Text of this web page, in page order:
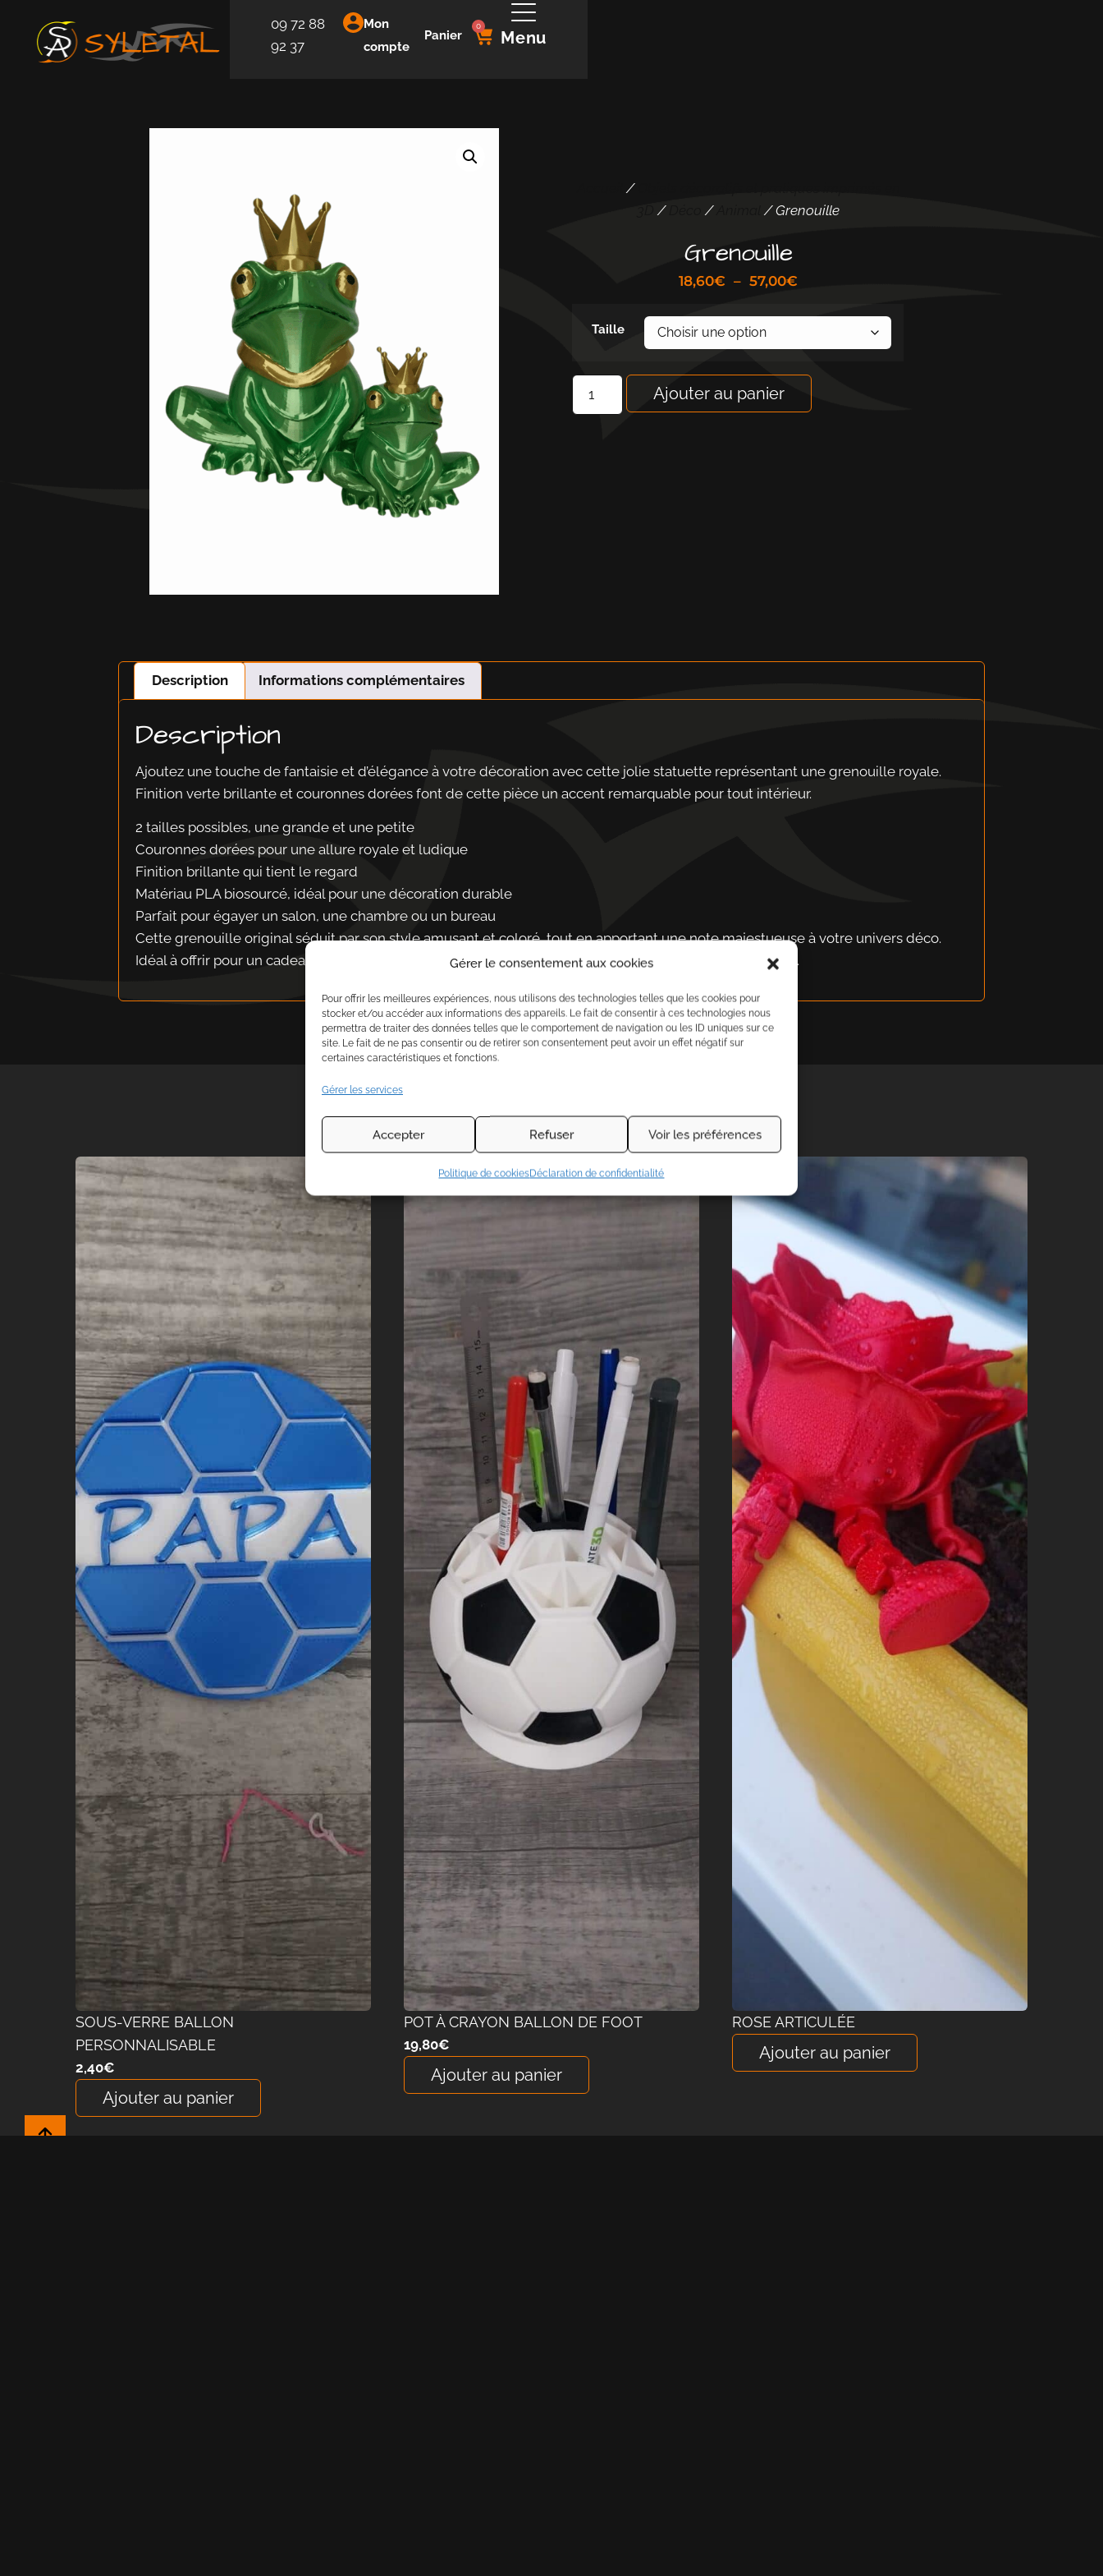
Gérer le consentement aux cookies
Pour offrir les meilleures expériences, nous utilisons des technologies telles que les cookies pour
stocker et/ou accéder aux informations des appareils. Le fait de consentir à ces technologies nous
permettra de traiter des données telles que le comportement de navigation ou les ID uniques sur ce
site. Le fait de ne pas consentir ou de retirer son consentement peut avoir un effet négatif sur
certaines caractéristiques et fonctions.
Gérer les services
Accepter Refuser Voir les préférences
Politique de cookiesDéclaration de confidentialité
09 72 88
92 37
Mon
compte
Panier
0
Menu
/
/ / / Grenouille
Grenouille
18,60€ – 57,00€
Taille
Ajouter au panier
Description Informations complémentaires
Description
Ajoutez une touche de fantaisie et d’élégance à votre décoration avec cette jolie statuette représentant une grenouille royale.
Finition verte brillante et couronnes dorées font de cette pièce un accent remarquable pour tout intérieur.
2 tailles possibles, une grande et une petite
Couronnes dorées pour une allure royale et ludique
Finition brillante qui tient le regard
Matériau PLA biosourcé, idéal pour une décoration durable
Parfait pour égayer un salon, une chambre ou un bureau
Cette grenouille original séduit par son style amusant et coloré, tout en apportant une note majestueuse à votre univers déco.
Idéal à offrir pour un cadeau original ou à collectionner pour les amateurs d’animaux et d’objets fantaisie.
PRODUITS SIMILAIRES
SOUS-VERRE BALLON
PERSONNALISABLE
2,40€
Ajouter au panier
POT À CRAYON BALLON DE FOOT
19,80€
Ajouter au panier
ROSE ARTICULÉE
Ajouter au panier